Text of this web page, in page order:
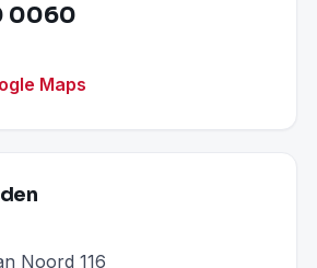
0060
Maps
Noord 116